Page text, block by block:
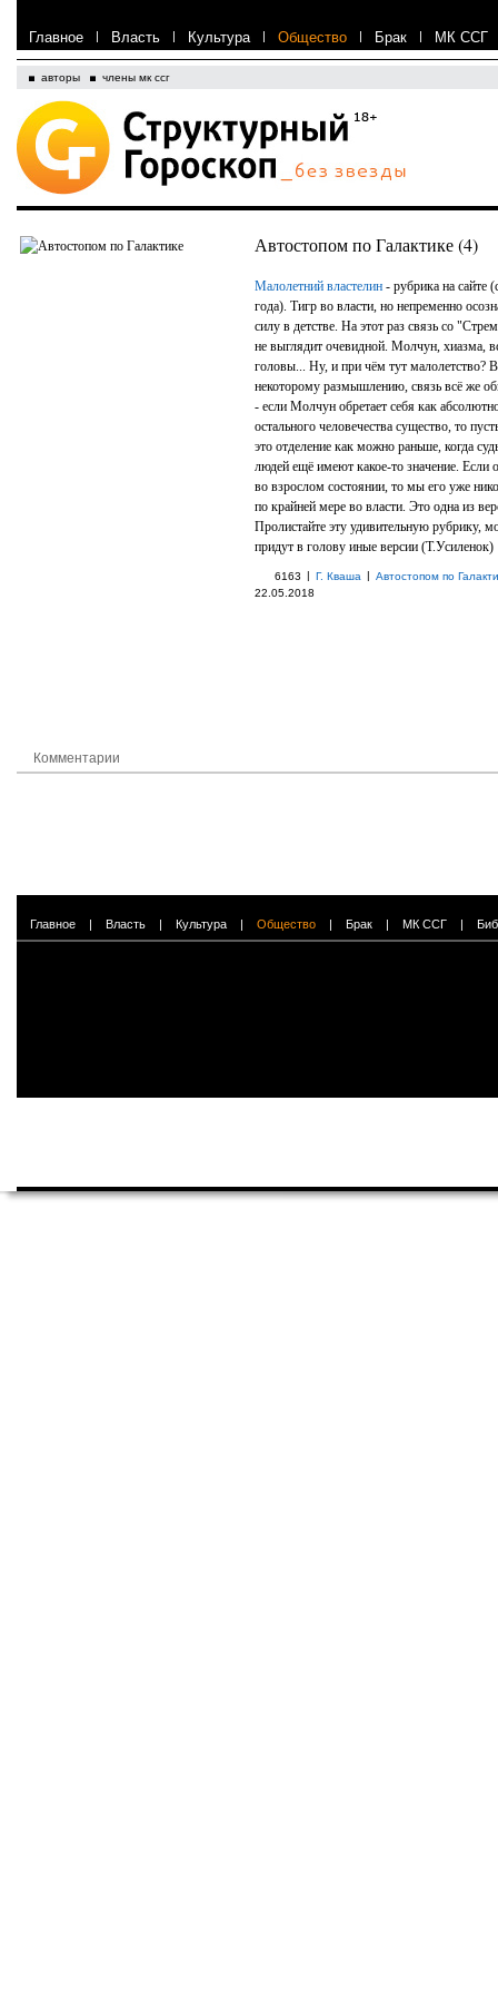
Главное | Власть | Культура | Общество | Брак | МК ССГ
авторы члены мк ссг
Автостопом по Галактике (4)
Малолетний властелин - рубрика на сайте
года). Тигр во власти, но непременно
силу в детстве. На этот раз связь со
не выглядит очевидной. Молчун, хиазма,
головы... Ну, и при чём тут малолетство?
некоторому размышлению, связь всё же
- если Молчун обретает себя как
остального человечества существо, то
это отделение как можно раньше, когда
людей ещё имеют какое-то значение. Если
во взрослом состоянии, то мы его уже
по крайней мере во власти. Это одна из
Пролистайте эту удивительную рубрику,
придут в голову иные версии (Т.Усиленок)
6163 | Г. Кваша | Автостопом по
22.05.2018
Комментарии
Главное | Власть | Культура | Общество | Брак | МК ССГ |